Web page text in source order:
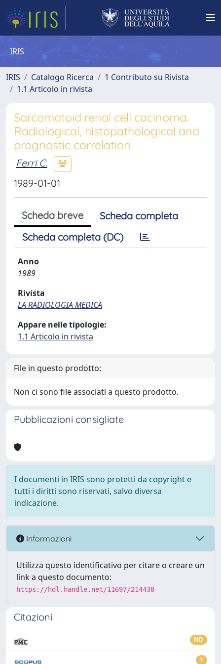
IRIS
IRIS Catalogo Ricerca
1 Contributo su Rivista
1.1 Articolo in rivista
Sarcomatoid renal cell cacinoma.
Radiological, histopathological and
prognostic correlation
Ferri C.
1989-01-01
Scheda breve
Scheda completa
Scheda completa (DC)
Anno
1989
Rivista
LA RADIOLOGIA MEDICA
Appare nelle tipologie:
1.1 Articolo in rivista
File in questo prodotto:
Non ci sono file associati a questo prodotto.
Pubblicazioni consigliate
I documenti in IRIS sono protetti da copyright e
tutti i diritti sono riservati, salvo diversa
indicazione.
Informazioni
Utilizza questo identificativo per citare o creare un
link a questo documento:
https://hdl.handle.net/11697/214430
Citazioni
ND
1